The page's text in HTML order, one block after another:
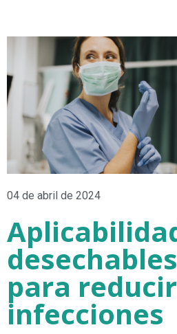
04 de abril de 2024
para
infecciones